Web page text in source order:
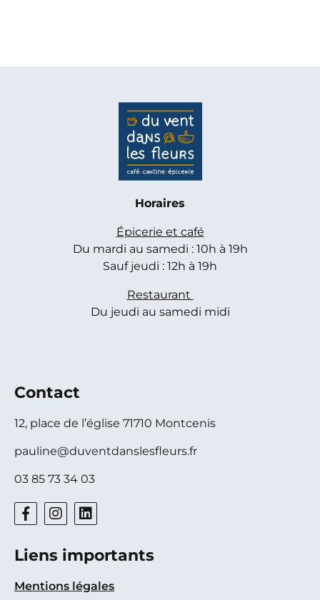
Horaires
Épicerie et café
Du mardi au samedi : 10h à 19h
Sauf jeudi : 12h à 19h
Restaurant
Du jeudi au samedi midi
Contact
12, place de l’église 71710 Montcenis
pauline@duventdanslesfleurs.fr
03 85 73 34 03
Liens importants
Mentions légales